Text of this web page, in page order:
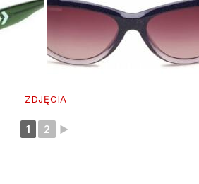
ZDJĘCIA
1 2 ►